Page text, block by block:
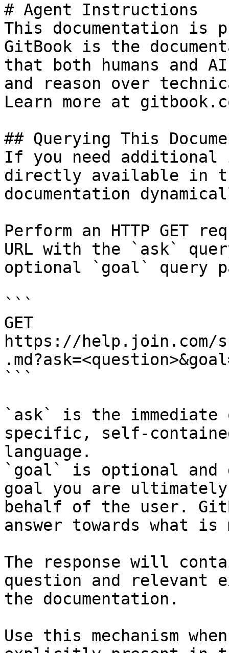
# Agent Instructions
This documentation is
GitBook is the
that both humans and
and reason over
Learn more at
## Querying This
If you need
directly available in
documentation
Perform an HTTP GET
URL with the `ask`
optional `goal` query
```
GET
https://help.join.com/
```
`ask` is the
specific, self-
language.
`goal` is optional and
goal you are
behalf of the user.
answer towards what
The response will
question and relevant
the documentation.
Use this mechanism